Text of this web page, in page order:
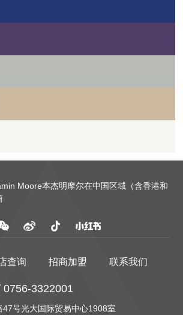
Moore本杰明摩尔在中国区域（含香港和
查询 招商加盟 联系我们
3322001
47号光大国际贸易中心1908室